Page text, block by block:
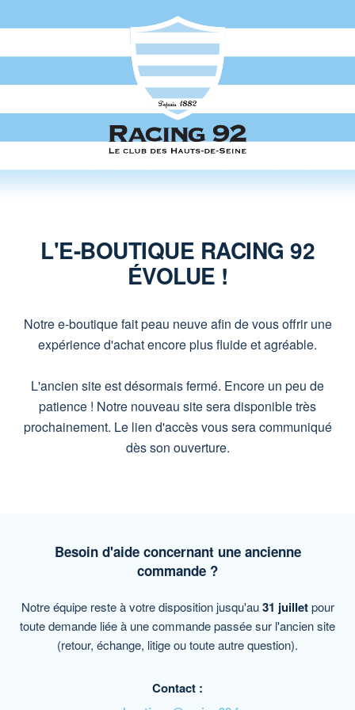
L'E-BOUTIQUE RACING 92
ÉVOLUE !
Notre e-boutique fait peau neuve afin de vous offrir une
expérience d'achat encore plus fluide et agréable.
L'ancien site est désormais fermé. Encore un peu de
patience ! Notre nouveau site sera disponible très
prochainement. Le lien d'accès vous sera communiqué
dès son ouverture.
Besoin d'aide concernant une ancienne
commande ?
Notre équipe reste à votre disposition jusqu'au31 juilletpour
toute demande liée à une commande passée sur l'ancien site
(retour, échange, litige ou toute autre question).
Contact :